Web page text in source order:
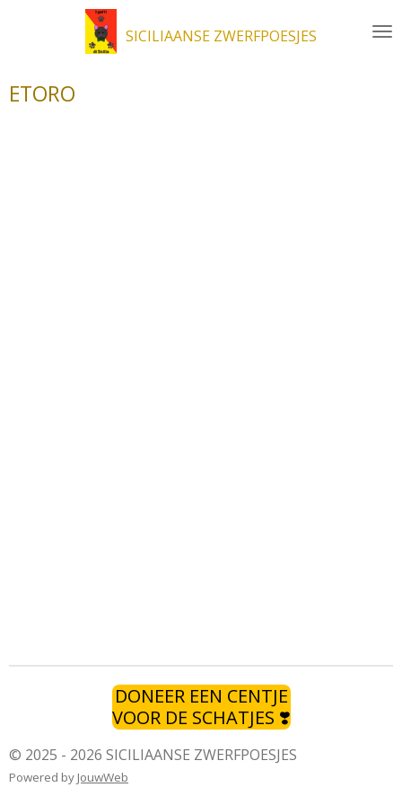
de
hoofdinhoud
SICILIAANSE ZWERFPOESJES
ETORO
DONEER EEN CENTJE
VOOR DE SCHATJES ❣️
© 2025 - 2026 SICILIAANSE ZWERFPOESJES
Powered by JouwWeb